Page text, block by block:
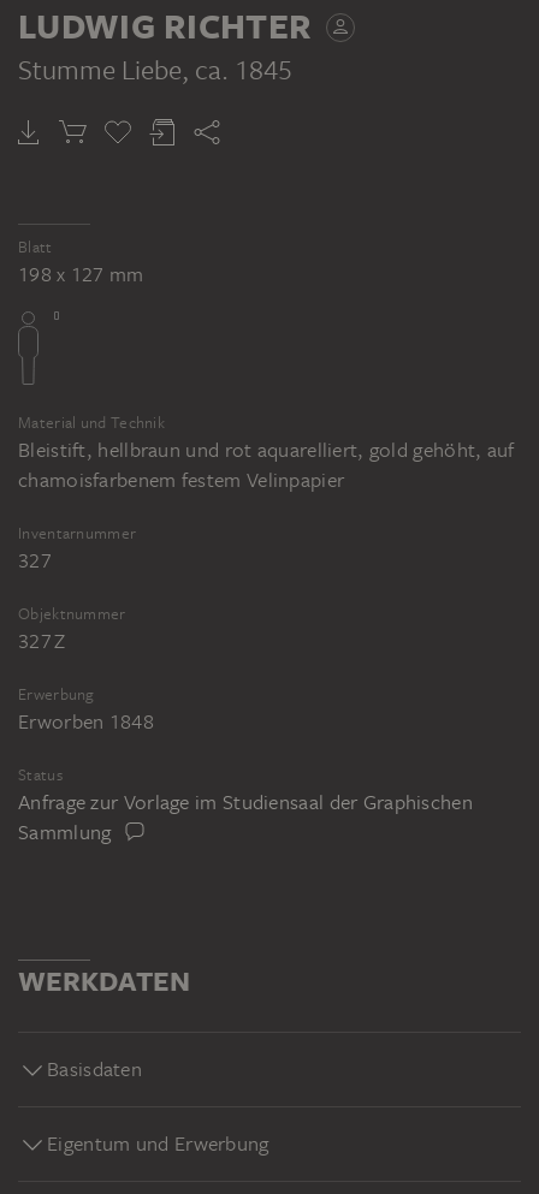
Stumme Liebe
Liebe", farbige Lithographie, verwendet in:
Johann Karl August Musäus: Volksmärchen
der Deutschen, Leipzig 1845
LUDWIG RICHTER
Stumme Liebe, ca. 1845
Blatt
198 x 127 mm
Material und Technik
Bleistift, hellbraun und rot aquarelliert, gold gehöht, auf
chamoisfarbenem festem Velinpapier
Inventarnummer
327
Objektnummer
327 Z
Erwerbung
Erworben 1848
Status
Anfrage zur Vorlage im Studiensaal der Graphischen
Sammlung
WERKDATEN
Basisdaten
Eigentum und Erwerbung